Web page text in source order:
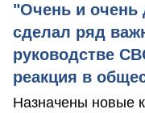
"Очень и очень
сделал ряд
руководстве
реакция в
Назначены новые